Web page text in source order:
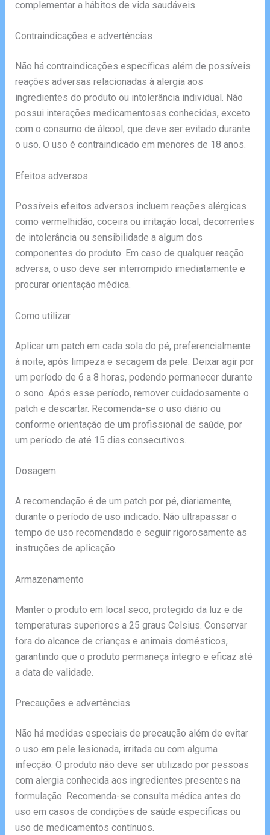
complementar a hábitos de vida saudáveis.
Contraindicações e advertências
Não há contraindicações específicas além de possíveis
reações adversas relacionadas à alergia aos
ingredientes do produto ou intolerância individual. Não
possui interações medicamentosas conhecidas, exceto
com o consumo de álcool, que deve ser evitado durante
o uso. O uso é contraindicado em menores de 18 anos.
Efeitos adversos
Possíveis efeitos adversos incluem reações alérgicas
como vermelhidão, coceira ou irritação local, decorrentes
de intolerância ou sensibilidade a algum dos
componentes do produto. Em caso de qualquer reação
adversa, o uso deve ser interrompido imediatamente e
procurar orientação médica.
Como utilizar
Aplicar um patch em cada sola do pé, preferencialmente
à noite, após limpeza e secagem da pele. Deixar agir por
um período de 6 a 8 horas, podendo permanecer durante
o sono. Após esse período, remover cuidadosamente o
patch e descartar. Recomenda-se o uso diário ou
conforme orientação de um profissional de saúde, por
um período de até 15 dias consecutivos.
Dosagem
A recomendação é de um patch por pé, diariamente,
durante o período de uso indicado. Não ultrapassar o
tempo de uso recomendado e seguir rigorosamente as
instruções de aplicação.
Armazenamento
Manter o produto em local seco, protegido da luz e de
temperaturas superiores a 25 graus Celsius. Conservar
fora do alcance de crianças e animais domésticos,
garantindo que o produto permaneça íntegro e eficaz até
a data de validade.
Precauções e advertências
Não há medidas especiais de precaução além de evitar
o uso em pele lesionada, irritada ou com alguma
infecção. O produto não deve ser utilizado por pessoas
com alergia conhecida aos ingredientes presentes na
formulação. Recomenda-se consulta médica antes do
uso em casos de condições de saúde específicas ou
uso de medicamentos contínuos.